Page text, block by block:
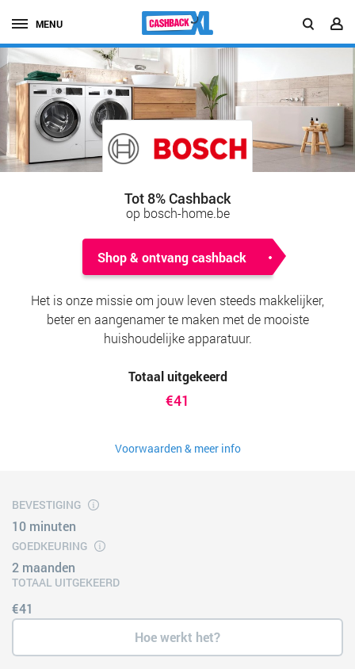
MENU
Tot 8% Cashback
op bosch-home.be
Shop & ontvang cashback
Het is onze missie om jouw leven steeds makkelijker,
beter en aangenamer te maken met de mooiste
huishoudelijke apparatuur.
Totaal uitgekeerd
€41
Voorwaarden & meer info
BEVESTIGING
10 minuten
GOEDKEURING
2 maanden
TOTAAL UITGEKEERD
€41
Hoe werkt het?